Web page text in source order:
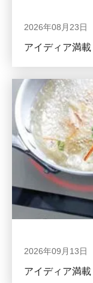
2026年08月23日
アイディア満
2026年09月13日
アイディア満